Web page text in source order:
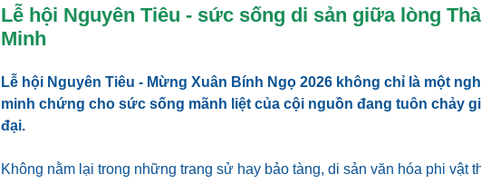
Lễ hội Nguyên Tiêu - sức sống di sản giữa lòng
Minh
Lễ hội Nguyên Tiêu - Mừng Xuân Bính Ngọ 2026 không chỉ là một
minh chứng cho sức sống mãnh liệt của cội nguồn đang tuôn chảy
đại.
Không nằm lại trong những trang sử hay bảo tàng, di sản văn hóa phi vật